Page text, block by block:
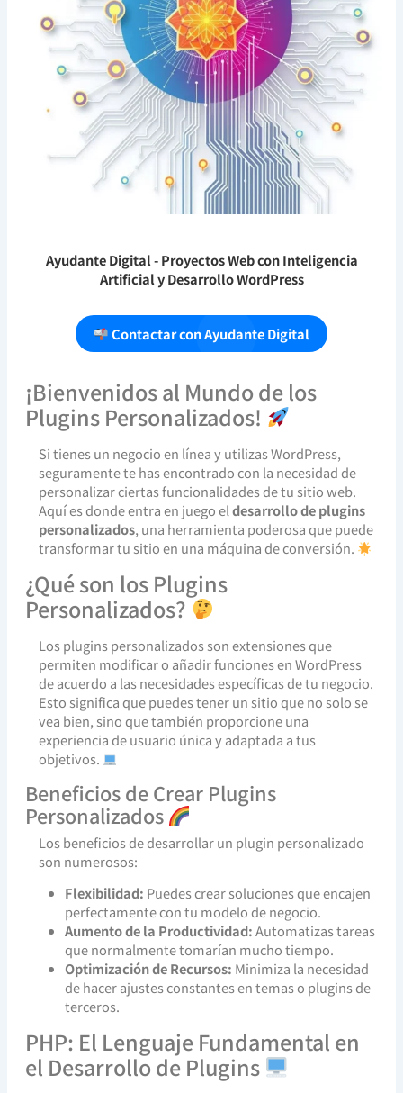
Ayudante Digital- Proyectos Web con Inteligencia
Artificial y Desarrollo WordPress
Contactar con Ayudante Digital
¡Bienvenidos al Mundo de los
Plugins Personalizados!
Si tienes un negocio en línea y utilizas WordPress,
seguramente te has encontrado con la necesidad de
personalizar ciertas funcionalidades de tu sitio web.
Aquí es donde entra en juego eldesarrollo de plugins
personalizados, una herramienta poderosa que puede
transformar tu sitio en una máquina de conversión.
¿Qué son los Plugins
Personalizados?
Los plugins personalizados son extensiones que
permiten modificar o añadir funciones en WordPress
de acuerdo a las necesidades específicas de tu negocio.
Esto significa que puedes tener un sitio que no solo se
vea bien, sino que también proporcione una
experiencia de usuario única y adaptada a tus
objetivos.
Beneficios de Crear Plugins
Personalizados
Los beneficios de desarrollar un plugin personalizado
son numerosos:
Flexibilidad: Puedes crear soluciones que encajen
perfectamente con tu modelo de negocio.
Aumento de la Productividad:Automatizas tareas
que normalmente tomarían mucho tiempo.
Optimización de Recursos: Minimiza la necesidad
de hacer ajustes constantes en temas o plugins de
terceros.
PHP: El Lenguaje Fundamental en
el Desarrollo de Plugins